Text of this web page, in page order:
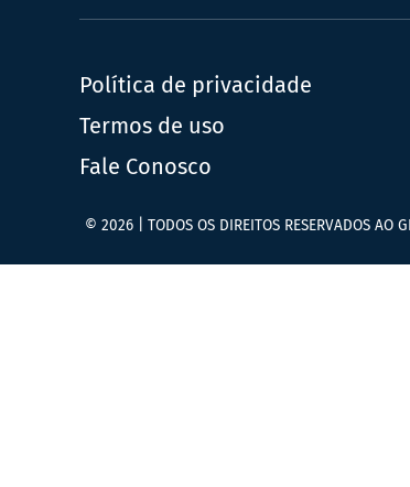
Política de privacidade
Termos de uso
Fale Conosco
© 2026 | TODOS OS DIREITOS RESERVADOS AO